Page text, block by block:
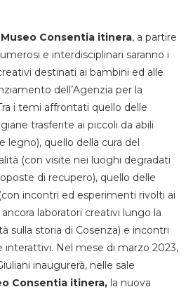
Museo Consentia itinera, a partire
e interdisciplinari saranno i
destinati ai bambini ed alle
dell’Agenzia per la
i temi affrontati quello delle
trasferite ai piccoli da abili
legno), quello della cura del
(con visite nei luoghi degradati
di recupero), quello delle
incontri ed esperimenti rivolti ai
laboratori creativi lungo la
sulla storia di Cosenza) e incontri
interattivi. Nel mese di marzo 2023,
inaugurerà, nelle sale
Consentia itinera, la nuova